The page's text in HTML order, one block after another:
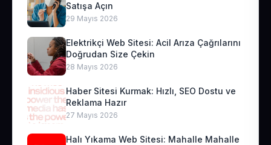
Satışa Açın
29 Mayıs 2026
Elektrikçi Web Sitesi: Acil Arıza Çağrılarını
Doğrudan Size Çekin
28 Mayıs 2026
Haber Sitesi Kurmak: Hızlı, SEO Dostu ve
Reklama Hazır
27 Mayıs 2026
Halı Yıkama Web Sitesi: Mahalle Mahalle